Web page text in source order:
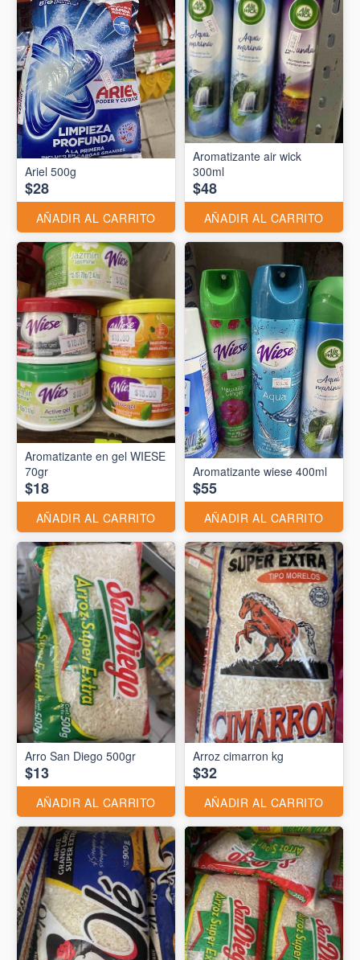
Ariel 500g
$28
AÑADIR AL CARRITO
Aromatizante air wick
300ml
$48
AÑADIR AL CARRITO
Aromatizante en gel WIESE
70gr
$18
AÑADIR AL CARRITO
Aromatizante wiese 400ml
$55
AÑADIR AL CARRITO
Arro San Diego 500gr
$13
AÑADIR AL CARRITO
Arroz cimarron kg
$32
AÑADIR AL CARRITO